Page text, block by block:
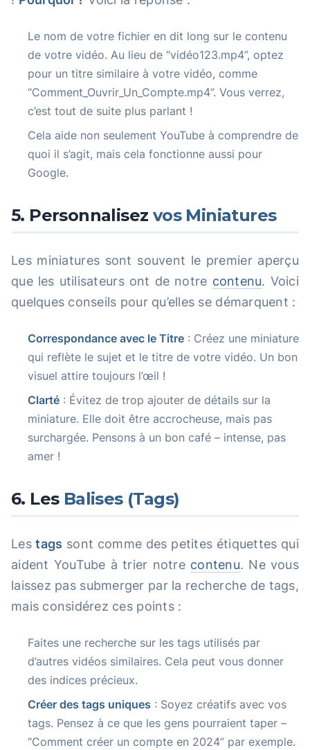
Le nom de votre fichier en dit long sur le contenu
de votre vidéo. Au lieu de “vidéo123.mp4”, optez
pour un titre similaire à votre vidéo, comme
“Comment_Ouvrir_Un_Compte.mp4”. Vous verrez,
c’est tout de suite plus parlant !
Cela aide non seulement YouTube à comprendre de
quoi il s’agit, mais cela fonctionne aussi pour
Google.
5. Personnalisez vos Miniatures
Les miniatures sont souvent le premier aperçu
que les utilisateurs ont de notre contenu. Voici
quelques conseils pour qu’elles se démarquent :
Correspondance avec le Titre : Créez une miniature
qui reflète le sujet et le titre de votre vidéo. Un bon
visuel attire toujours l’œil !
Clarté : Évitez de trop ajouter de détails sur la
miniature. Elle doit être accrocheuse, mais pas
surchargée. Pensons à un bon café – intense, pas
amer !
6. Les Balises (Tags)
Lestags sont comme des petites étiquettes qui
aident YouTube à trier notre contenu. Ne vous
laissez pas submerger par la recherche de tags,
mais considérez ces points :
Faites une recherche sur les tags utilisés par
d’autres vidéos similaires. Cela peut vous donner
des indices précieux.
Créer des tags uniques : Soyez créatifs avec vos
tags. Pensez à ce que les gens pourraient taper –
“Comment créer un compte en 2024” par exemple.